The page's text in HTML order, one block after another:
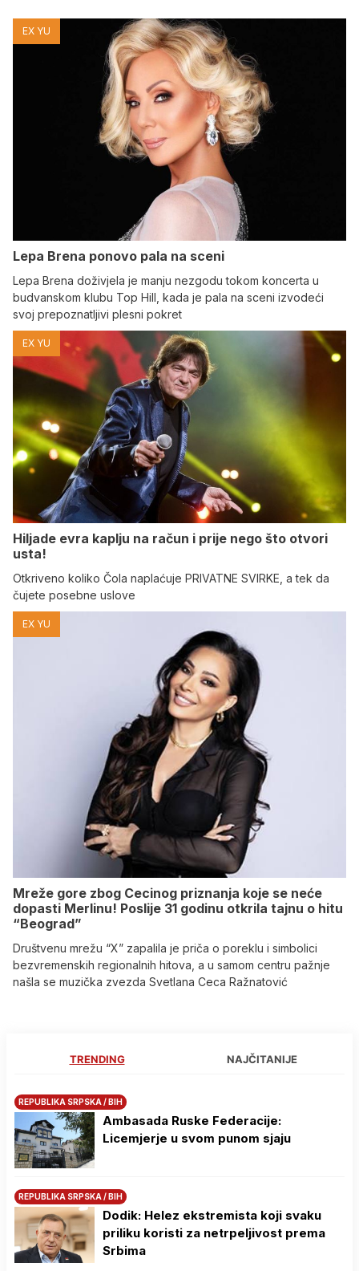
EX YU
Lepa Brena ponovo pala na sceni
Lepa Brena doživjela je manju nezgodu tokom koncerta u
budvanskom klubu Top Hill, kada je pala na sceni izvodeći
svoj prepoznatljivi plesni pokret
EX YU
Hiljade evra kaplju na račun i prije nego što otvori
usta!
Otkriveno koliko Čola naplaćuje PRIVATNE SVIRKE, a tek da
čujete posebne uslove
EX YU
Mreže gore zbog Cecinog priznanja koje se neće
dopasti Merlinu! Poslije 31 godinu otkrila tajnu o hitu
“Beograd”
Društvenu mrežu “X” zapalila je priča o poreklu i simbolici
bezvremenskih regionalnih hitova, a u samom centru pažnje
našla se muzička zvezda Svetlana Ceca Ražnatović
TRENDING NAJČITANIJE
REPUBLIKA SRPSKA / BIH
Ambasada Ruske Federacije:
Licemjerje u svom punom sjaju
REPUBLIKA SRPSKA / BIH
Dodik: Helez ekstremista koji svaku
priliku koristi za netrpeljivost prema
Srbima